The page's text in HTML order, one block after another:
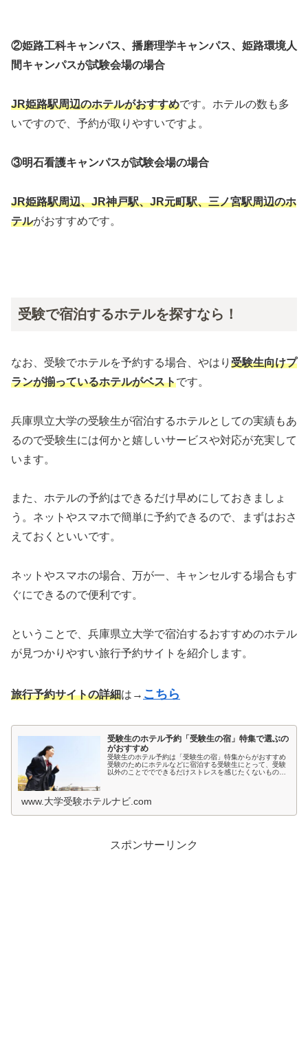
②姫路工科キャンパス、播磨理学キャンパス、姫路環境人
間キャンパスが試験会場の場合
JR姫路駅周辺のホテルがおすすめです。ホテルの数も多
いですので、予約が取りやすいですよ。
③明石看護キャンパスが試験会場の場合
JR姫路駅周辺、JR神戸駅、JR元町駅、三ノ宮駅周辺のホ
テルがおすすめです。
受験で宿泊するホテルを探すなら！
なお、受験でホテルを予約する場合、やはり 受験生向けプ
ランが揃っているホテルがベストです。
兵庫県立大学の受験生が宿泊するホテルとしての実績もあ
るので受験生には何かと嬉しいサービスや対応が充実して
います。
また、ホテルの予約はできるだけ早めにしておきましょ
う。ネットやスマホで簡単に予約できるので、まずはおさ
えておくといいです。
ネットやスマホの場合、万が一、キャンセルする場合もす
ぐにできるので便利です。
ということで、兵庫県立大学で宿泊するおすすめのホテル
が見つかりやすい旅行予約サイトを紹介します。
旅行予約サイトの詳細は→ こちら
受験生のホテル予約「受験生の宿」特集で選ぶの
がおすすめ
受験生のホテル予約は「受験生の宿」特集からがおすすめ
受験のためにホテルなどに宿泊する受験生にとって、受験
以外のことででできるだけストレスを感じたくないもので
www.大学受験ホテルナビ.com
スポンサーリンク